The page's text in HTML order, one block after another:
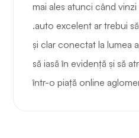
mai ales atunci când
.auto excelent ar trebui
și clar conectat la lumea
să iasă în evidență și să
într-o piață online